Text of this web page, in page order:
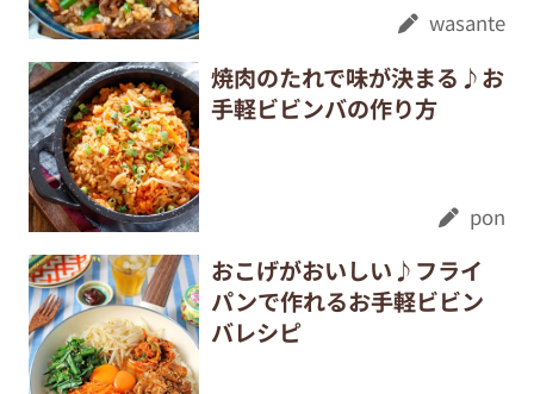
wasante
焼肉のたれで味が決まる♪お
手軽ビビンバの作り方
pon
おこげがおいしい♪フライ
パンで作れるお手軽ビビン
バレシピ